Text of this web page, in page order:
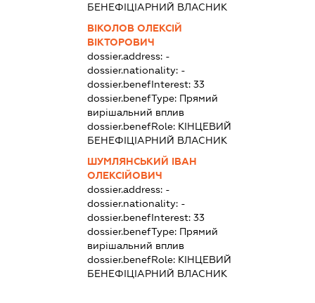
БЕНЕФІЦІАРНИЙ ВЛАСНИК
ВІКОЛОВ ОЛЕКСІЙ
ВІКТОРОВИЧ
dossier.address: -
dossier.nationality: -
dossier.benefInterest:33
dossier.benefType: Прямий
вирішальний вплив
dossier.benefRole: КІНЦЕВИЙ
БЕНЕФІЦІАРНИЙ ВЛАСНИК
ШУМЛЯНСЬКИЙ ІВАН
ОЛЕКСІЙОВИЧ
dossier.address: -
dossier.nationality: -
dossier.benefInterest:33
dossier.benefType: Прямий
вирішальний вплив
dossier.benefRole: КІНЦЕВИЙ
БЕНЕФІЦІАРНИЙ ВЛАСНИК